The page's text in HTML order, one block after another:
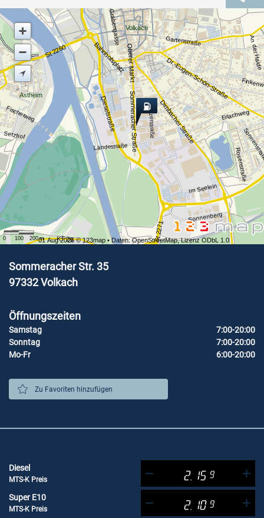
Volkach
Astheim
Dieselstraße
St 2260
St 2271
Dr.-Eugen-Schön-Straße
BahnhofsplatzOberer Markt
Sommeracher Straße Dimbacher Straße
KT 29
An der Haide
Erlachweg
Winzerstraße
Fischerweg
Setzhof
Gartenstraße
Sonnenberg
Im Seelein
Rosenstraße
Ländestraße
Grabengasse
0 100 200 m
01 Aug 2026 ©123map • Daten:OpenStreetMap,Lizenz ODbL 1.0
Sommeracher Str. 35
97332Volkach
Öffnungszeiten
Samstag
7:00-20:00
Sonntag
7:00-20:00
Mo-Fr
6:00-20:00
Zu Favoriten hinzufügen
Diesel
MTS-K Preis 2.15 9
Super E10
MTS-K Preis 2.10 9